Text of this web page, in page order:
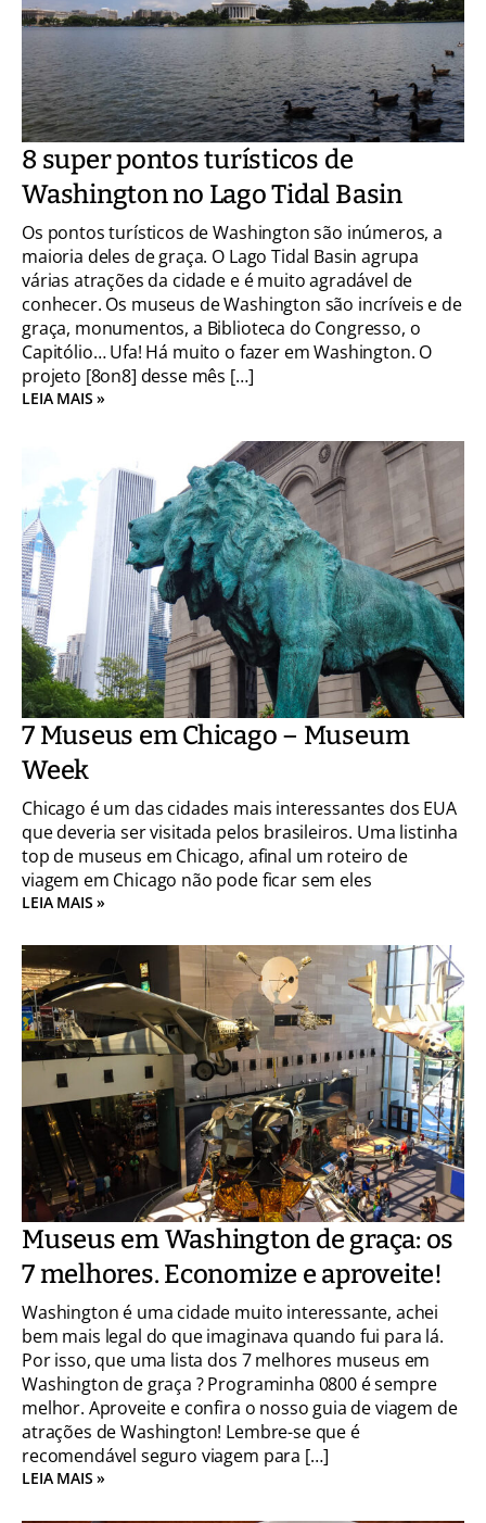
8 super pontos turísticos de
Washington no Lago Tidal Basin
Os pontos turísticos de Washington são inúmeros, a
maioria deles de graça. O Lago Tidal Basin agrupa
várias atrações da cidade e é muito agradável de
conhecer. Os museus de Washington são incríveis e de
graça, monumentos, a Biblioteca do Congresso, o
Capitólio… Ufa! Há muito o fazer em Washington. O
projeto [8on8] desse mês […]
LEIA MAIS »
7 Museus em Chicago – Museum
Week
Chicago é um das cidades mais interessantes dos EUA
que deveria ser visitada pelos brasileiros. Uma listinha
top de museus em Chicago, afinal um roteiro de
viagem em Chicago não pode ficar sem eles
LEIA MAIS »
Museus em Washington de graça: os
7 melhores. Economize e aproveite!
Washington é uma cidade muito interessante, achei
bem mais legal do que imaginava quando fui para lá.
Por isso, que uma lista dos 7 melhores museus em
Washington de graça ? Programinha 0800 é sempre
melhor. Aproveite e confira o nosso guia de viagem de
atrações de Washington! Lembre-se que é
recomendável seguro viagem para […]
LEIA MAIS »